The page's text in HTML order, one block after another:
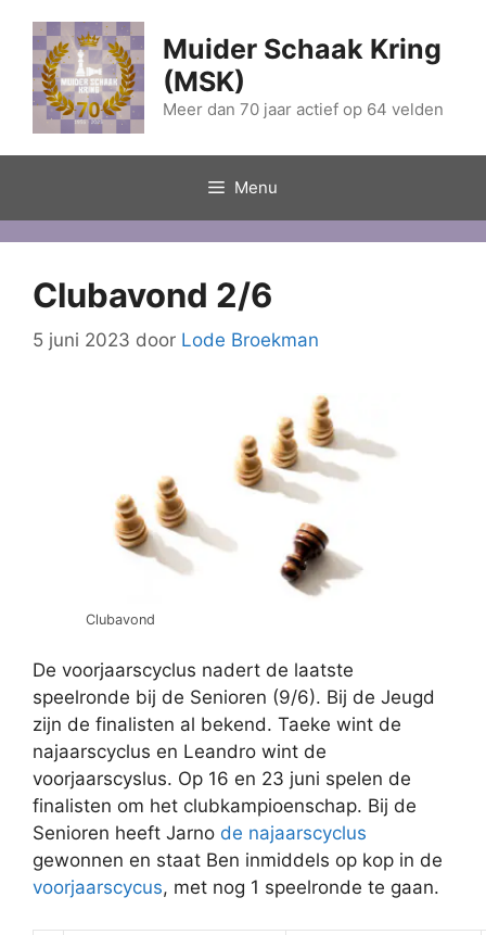
naar
inhoud
Muider Schaak Kring
(MSK)
Meer dan 70 jaar actief op 64 velden
Menu
Clubavond 2/6
5 juni 2023 door Lode Broekman
Clubavond
De voorjaarscyclus nadert de laatste
speelronde bij de Senioren (9/6). Bij de Jeugd
zijn de finalisten al bekend. Taeke wint de
najaarscyclus en Leandro wint de
voorjaarscyslus. Op 16 en 23 juni spelen de
finalisten om het clubkampioenschap. Bij de
Senioren heeft Jarno de najaarscyclus
gewonnen en staat Ben inmiddels op kop in de
voorjaarscycus, met nog 1 speelronde te gaan.